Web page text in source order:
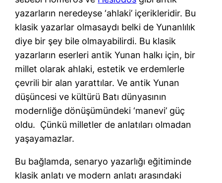
yazarların neredeyse ‘ahlaki’ içerikleridir. Bu
klasik yazarlar olmasaydı belki de Yunanlılık
diye bir şey bile olmayabilirdi. Bu klasik
yazarların eserleri antik Yunan halkı için, bir
millet olarak ahlaki, estetik ve erdemlerle
çevrili bir alan yarattılar. Ve antik Yunan
düşüncesi ve kültürü Batı dünyasının
modernliğe dönüşümündeki ‘manevi’ güç
oldu. Çünkü milletler de anlatıları olmadan
yaşayamazlar.
Bu bağlamda, senaryo yazarlığı eğitiminde
klasik anlatı ve modern anlatı arasındaki